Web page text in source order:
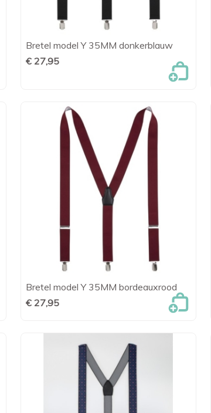
 Snel bekijken
Bretel model Y 35MM donkerblauw
€ 27,95
 Snel bekijken
Bretel model Y 35MM bordeauxrood
€ 27,95